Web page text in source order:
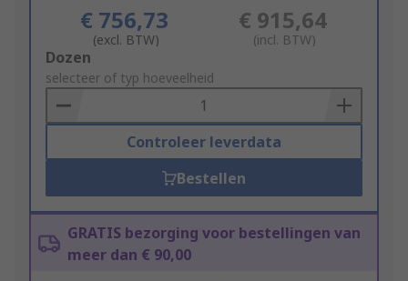
€ 756,73
(excl. BTW)
€ 915,64
(incl. BTW)
Add
to
Basket
Dozen
selecteer of typ hoeveelheid
Controleer leverdata
Bestellen
GRATIS bezorging voor bestellingen van
meer dan € 90,00